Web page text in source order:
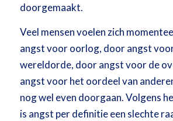
doorgemaakt.
Veel mensen voelen zich
angst voor oorlog, door angst
wereldorde, door angst voor de
angst voor het oordeel van
nog wel even doorgaan. Volgens
is angst per definitie een slechte